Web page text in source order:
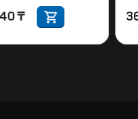
131 040₸